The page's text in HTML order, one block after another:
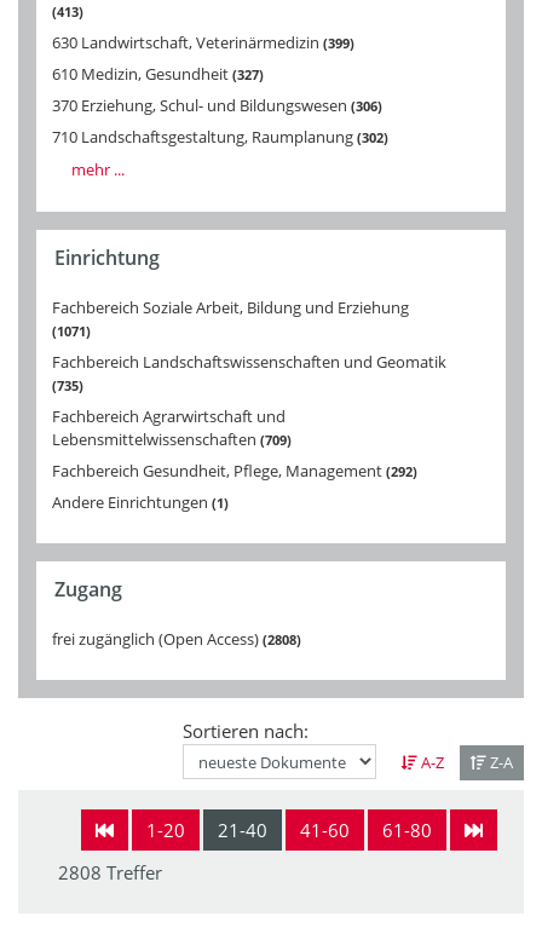
413
630 Landwirtschaft, Veterinärmedizin 399
610 Medizin, Gesundheit 327
370 Erziehung, Schul- und Bildungswesen 306
710 Landschaftsgestaltung, Raumplanung 302
mehr ...
Einrichtung
Fachbereich Soziale Arbeit, Bildung und Erziehung
1071
Fachbereich Landschaftswissenschaften und Geomatik
735
Fachbereich Agrarwirtschaft und
Lebensmittelwissenschaften 709
Fachbereich Gesundheit, Pflege, Management 292
Andere Einrichtungen 1
Zugang
frei zugänglich (Open Access) 2808
Sortieren nach:
A-Z Z-A
1-20 21-40 41-60
61-80
2808 Treffer